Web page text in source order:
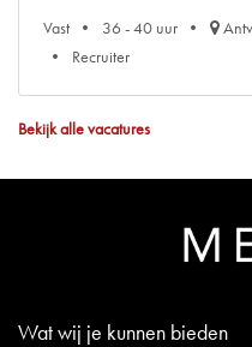
Vast 36 - 40 uur
Recruiter
Bekijk alle vacatures
Wat wij je kunnen bieden